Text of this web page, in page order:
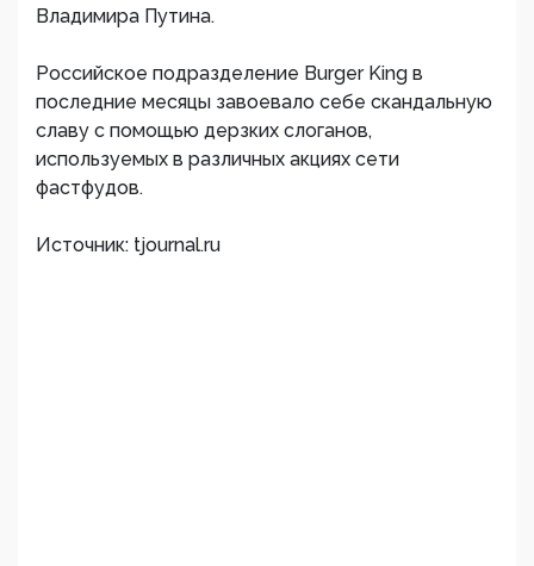
Владимира Путина.
Российское подразделение Burger King в
последние месяцы завоевало себе скандальную
славу с помощью дерзких слоганов,
используемых в различных акциях сети
фастфудов.
Источник: tjournal.ru